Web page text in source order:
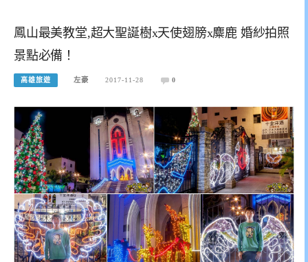
鳳山最美教堂,超大聖誕樹x天使翅膀x麋鹿 婚紗拍照
景點必備！
高雄旅遊 左豪 2017-11-28 0